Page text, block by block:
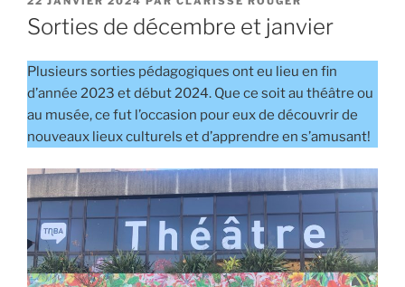
LE
Sorties de décembre et janvier
Plusieurs sorties pédagogiques ont eu lieu en fin
d’année 2023 et début 2024. Que ce soit au théâtre ou
au musée, ce fut l’occasion pour eux de découvrir de
nouveaux lieux culturels et d’apprendre en s’amusant!